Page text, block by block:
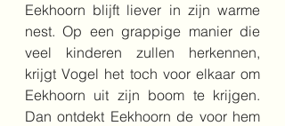
Eekhoorn blijft liever in zijn warme
nest. Op een grappige manier die
veel kinderen zullen herkennen,
krijgt Vogel het toch voor elkaar om
Eekhoorn uit zijn boom te krijgen.
Dan ontdekt Eekhoorn de voor hem